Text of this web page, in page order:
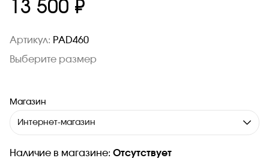
13 500 ₽
Артикул: PAD460
Выберите размер
Магазин
Интернет-магазин
Наличие в магазине: Отсутствует